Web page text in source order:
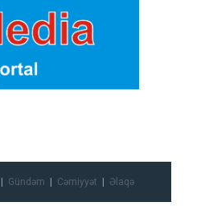
Gündəm Cəmiyyət Əlaqə